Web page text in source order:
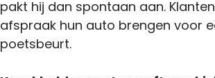
pakt hij dan spontaan aan.
afspraak hun auto brengen voor
poetsbeurt.